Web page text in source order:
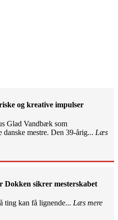
og kreative impulser
Glad Vandbæk som
mestre. Den 39-årig... Læs
Dokken sikrer mesterskabet
ting kan få lignende... Læs mere